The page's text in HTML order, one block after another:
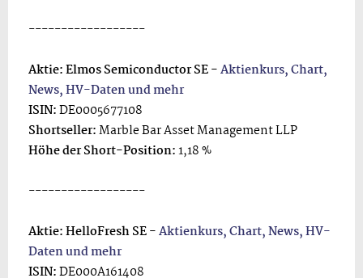
------------------
Aktie: Elmos Semiconductor SE -Aktienkurs, Chart,
News, HV-Daten und mehr
ISIN:DE0005677108
Shortseller:Marble Bar Asset Management LLP
Höhe der Short-Position:1,18 %
------------------
Aktie: HelloFresh SE -Aktienkurs, Chart, News, HV-
Daten und mehr
ISIN:DE000A161408